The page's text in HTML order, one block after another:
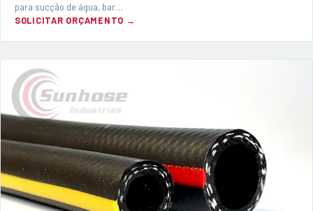
para sucção de água, bar…
SOLICITAR ORÇAMENTO →